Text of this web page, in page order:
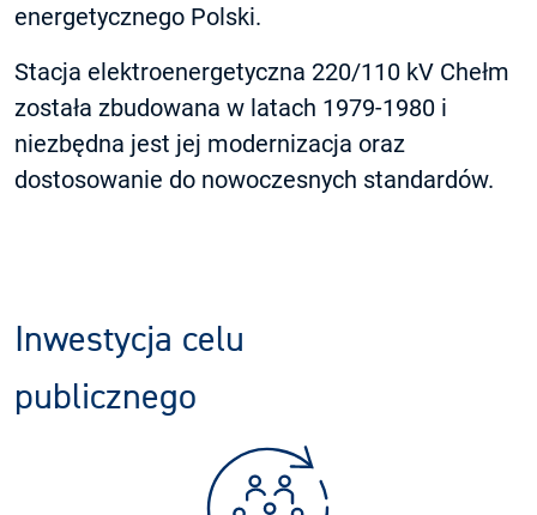
energetycznego Polski.
Stacja elektroenergetyczna 220/110 kV Chełm
została zbudowana w latach 1979-1980 i
niezbędna jest jej modernizacja oraz
dostosowanie do nowoczesnych standardów.
Inwestycja celu
publicznego